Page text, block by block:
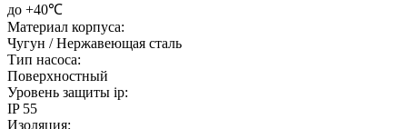
до +40℃
Материал корпуса:
Чугун / Нержавеющая сталь
Тип насоса:
Поверхностный
Уровень защиты ip:
IP 55
Изоляция: